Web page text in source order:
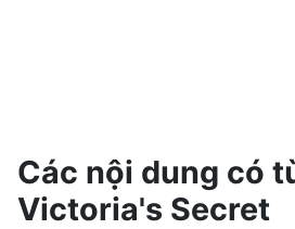
Các nội dung có
Victoria's Secret